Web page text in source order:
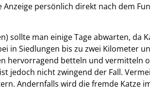
Anzeige persönlich direkt nach dem
sollte man einige Tage abwarten, da
in Siedlungen bis zu zwei Kilometer
hervorragend betteln und vermitteln
jedoch nicht zwingend der Fall.
Andernfalls wird die fremde Katze